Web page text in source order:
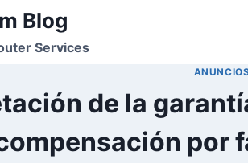
Blog
Services
de la
por